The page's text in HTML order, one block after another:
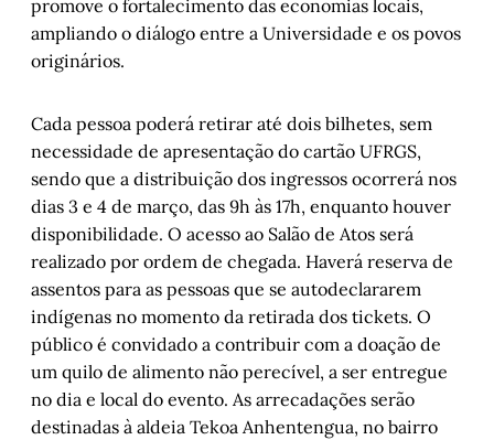
promove o fortalecimento das economias locais,
ampliando o diálogo entre a Universidade e os povos
originários.
Cada pessoa poderá retirar até dois bilhetes, sem
necessidade de apresentação do cartão UFRGS,
sendo que a distribuição dos ingressos ocorrerá nos
dias 3 e 4 de março, das 9h às 17h, enquanto houver
disponibilidade. O acesso ao Salão de Atos será
realizado por ordem de chegada. Haverá reserva de
assentos para as pessoas que se autodeclararem
indígenas no momento da retirada dos tickets. O
público é convidado a contribuir com a doação de
um quilo de alimento não perecível, a ser entregue
no dia e local do evento. As arrecadações serão
destinadas à aldeia Tekoa Anhentengua, no bairro